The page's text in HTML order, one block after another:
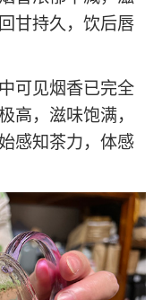
甘持久，饮后唇
可见烟香已完全
高，滋味饱满，
感知茶力，体感